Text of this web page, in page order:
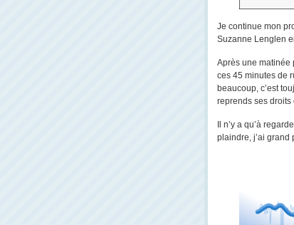
Je continue mon
Suzanne Lenglen
Après une matinée
ces 45 minutes de
beaucoup, c’est
reprends ses droits
Il n’y a qu’à
plaindre, j’ai grand